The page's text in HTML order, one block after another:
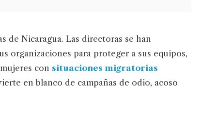
de Nicaragua. Las directoras se han
organizaciones para proteger a sus equipos,
con situaciones migratorias
en blanco de campañas de odio, acoso